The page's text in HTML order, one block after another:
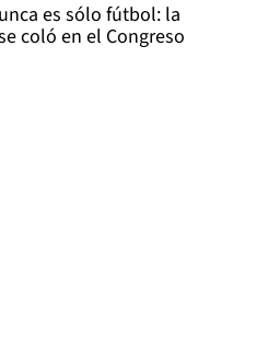
es sólo fútbol: la
coló en el Congreso